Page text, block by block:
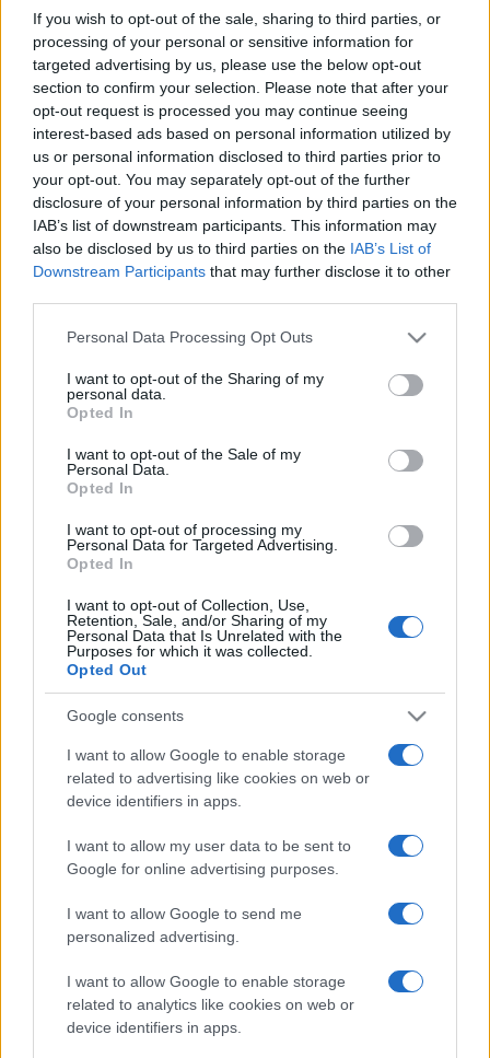
If you wish to opt-out of the sale, sharing to third parties, or
processing of your personal or sensitive information for
targeted advertising by us, please use the below opt-out
section to confirm your selection. Please note that after your
opt-out request is processed you may continue seeing
interest-based ads based on personal information utilized by
us or personal information disclosed to third parties prior to
your opt-out. You may separately opt-out of the further
disclosure of your personal information by third parties on the
IAB’s list of downstream participants. This information may
also be disclosed by us to third parties on the IAB’s List of
Downstream Participants that may further disclose it to other
Please note that this website/app uses one or more Google
not limited to your visit or usage behaviour. You may click to
grant or deny consent to Google and its third-party tags to
use your data for below specified purposes in below Google
consent section.
Personal Data Processing Opt Outs
I want to opt-out of the Sharing of my
personal data.
Opted In
I want to opt-out of the Sale of my
Personal Data.
Opted In
I want to opt-out of processing my
Personal Data for Targeted Advertising.
Opted In
I want to opt-out of Collection, Use,
Retention, Sale, and/or Sharing of my
Personal Data that Is Unrelated with the
Purposes for which it was collected.
Opted Out
Google consents
I want to allow Google to enable storage
related to advertising like cookies on web or
device identifiers in apps.
I want to allow my user data to be sent to
Google for online advertising purposes.
I want to allow Google to send me
personalized advertising.
I want to allow Google to enable storage
related to analytics like cookies on web or
device identifiers in apps.
HÍRDETÉS
LEGFRISSEBB
Országos hírek
Megérkezett az eső a Duna vízgyűjtőjére
Helyi hírek
másodfokúra csökken a riasztás
Országos hírek
Egyetem
HÍRDETÉS
HÍRDETÉS
LEGOLVASOTTABB
Szerdától rárajtolhatunk a jövő nyári
foci-Eb jegyeire